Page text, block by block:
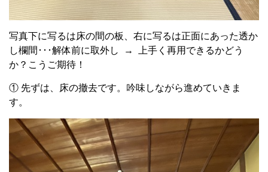
写真下に写るは床の間の板、右に写るは正面にあった透か
し欄間･･･解体前に取外し → 上手く再用できるかどう
か？こうご期待！
① 先ずは、床の撤去です。吟味しながら進めていきま
す。